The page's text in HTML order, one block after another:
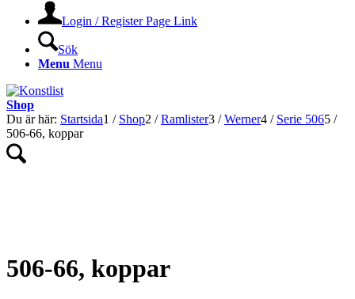
Login / Register Page Link
Sök
Menu Menu
Shop
Du är här: Startsida1 / Shop2 / Ramlister3 / Werner4 / Serie 5065 /
506-66, koppar
506-66, koppar